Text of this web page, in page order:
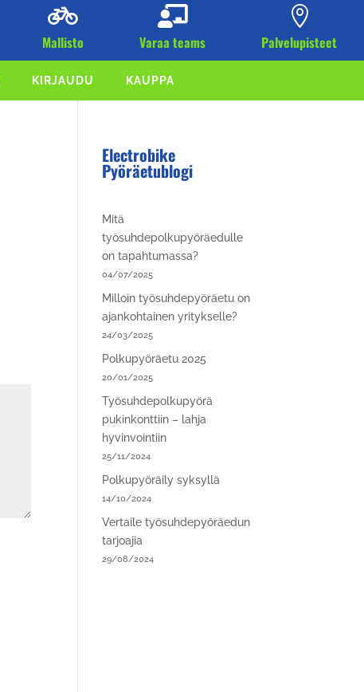

Mallisto

Varaa teams

Palvelupisteet
KIRJAUDU KAUPPA
Electrobike
Pyöräetublogi
Mitä
työsuhdepolkupyöräedulle
on tapahtumassa?
04/07/2025
Milloin työsuhdepyöräetu on
ajankohtainen yritykselle?
24/03/2025
Polkupyöräetu 2025
20/01/2025
Työsuhdepolkupyörä
pukinkonttiin – lahja
hyvinvointiin
25/11/2024
Polkupyöräily syksyllä
14/10/2024
Vertaile työsuhdepyöräedun
tarjoajia
29/08/2024